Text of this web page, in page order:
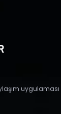
uygulaması